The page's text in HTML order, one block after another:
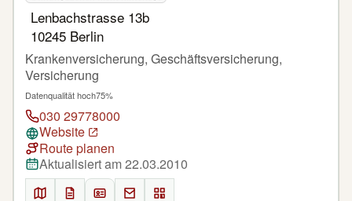
Lenbachstrasse 13b
10245 Berlin
Krankenversicherung, Geschäftsversicherung,
Versicherung
Datenqualität hoch75%
030 29778000
Website
Route planen
Aktualisiert am 22.03.2010